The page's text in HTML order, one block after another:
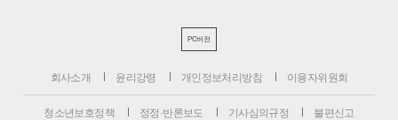
PC버전
회사소개 윤리강령 개인정보처리방침 이용자위원회
청소년보호정책 정정·반론보도 기사심의규정 불편신고